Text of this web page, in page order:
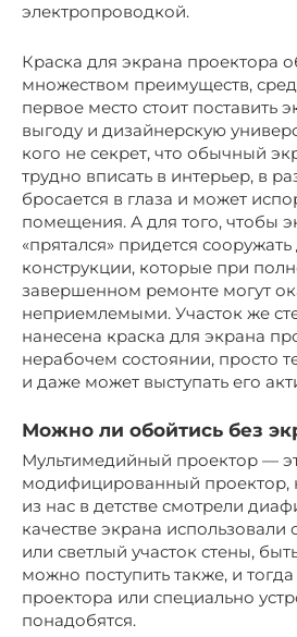
электропроводкой.
Краска для экрана проектора
множеством преимуществ,
первое место стоит поставить
выгоду и дизайнерскую
кого не секрет, что обычный
трудно вписать в интерьер, в
бросается в глаза и может
помещения. А для того, чтобы
«прятался» придется
конструкции, которые при
завершенном ремонте могут
неприемлемыми. Участок же
нанесена краска для экрана
нерабочем состоянии, просто
и даже может выступать его
Можно ли обойтись без
Мультимедийный проектор —
модифицированный проектор,
из нас в детстве смотрели
качестве экрана
или светлый участок стены,
можно поступить также, и
проектора или специально
понадобятся.